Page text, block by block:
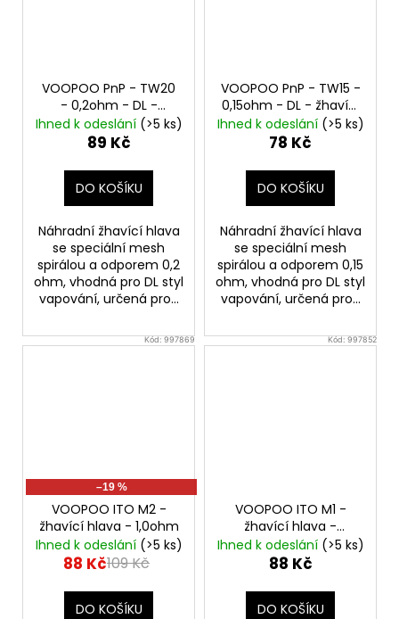
VOOPOO PnP - TW20
- 0,2ohm - DL -
žhavící hlava
Ihned k odeslání (>5 ks)
89 Kč
DO KOŠÍKU
Náhradní žhavící hlava
se speciální mesh
spirálou a odporem 0,2
ohm, vhodná pro DL styl
vapování, určená pro...
VOOPOO PnP - TW15 -
0,15ohm - DL - žhavící
hlava
Ihned k odeslání (>5 ks)
78 Kč
DO KOŠÍKU
Náhradní žhavící hlava
se speciální mesh
spirálou a odporem 0,15
ohm, vhodná pro DL styl
vapování, určená pro...
Kód: 997869
–19 %
VOOPOO ITO M2 -
žhavící hlava - 1,0ohm
Ihned k odeslání (>5 ks)
88 Kč109 Kč
DO KOŠÍKU
Kód: 997852
VOOPOO ITO M1 -
žhavící hlava -
0,7ohm
Ihned k odeslání (>5 ks)
88 Kč
DO KOŠÍKU